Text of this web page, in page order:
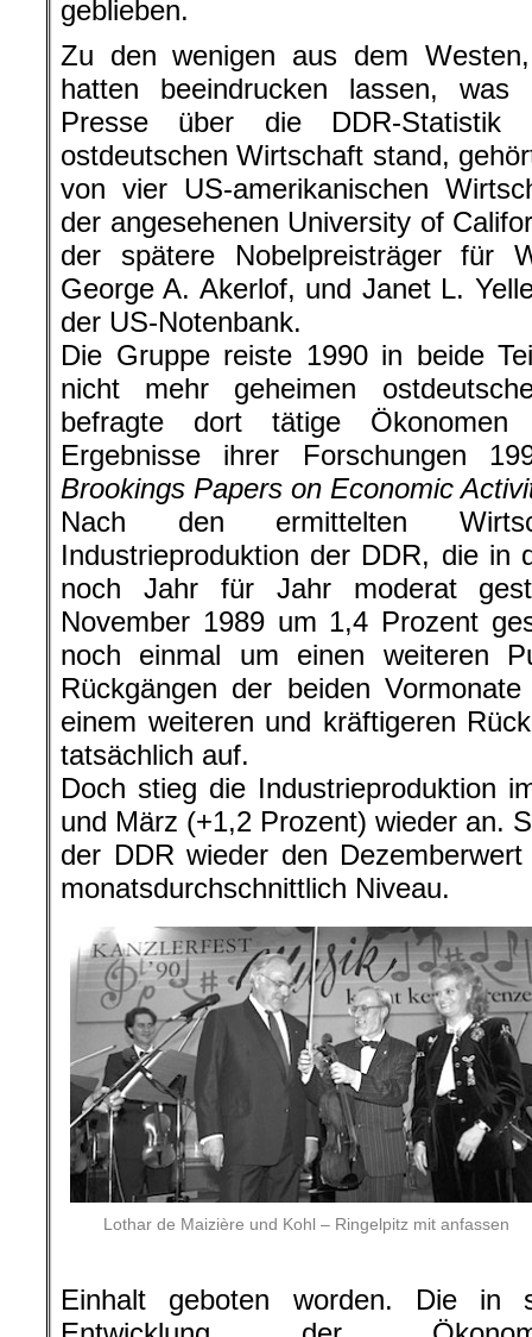
geblieben.
Zu den wenigen aus dem
hatten beeindrucken lassen, was
Presse über die DDR-
ostdeutschen Wirtschaft stand,
von vier US-amerikanischen
der angesehenen University of
der spätere Nobelpreisträger für
George A. Akerlof, und Janet L.
der US-Notenbank.
Die Gruppe reiste 1990 in beide
nicht mehr geheimen
befragte dort tätige Ökonomen
Ergebnisse ihrer Forschungen
Brookings Papers on Economic
Nach den ermittelten
Industrieproduktion der DDR, die in
noch Jahr für Jahr moderat
November 1989 um 1,4 Prozent
noch einmal um einen weiteren
Rückgängen der beiden
einem weiteren und kräftigeren
tatsächlich auf.
Doch stieg die Industrieproduktion
und März (+1,2 Prozent) wieder an.
der DDR wieder den
monatsdurchschnittlich Niveau.
Lothar de Maizière und Kohl – Ringelpitz mit anfassen
Einhalt geboten worden. Die in